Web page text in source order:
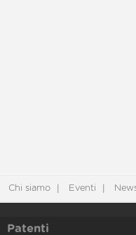
Chi siamo Eventi
Patenti